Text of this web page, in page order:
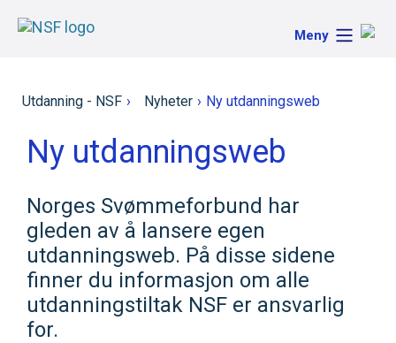
Meny
Utdanning - NSF › Nyheter › Ny utdanningsweb
Ny utdanningsweb
Norges Svømmeforbund har
gleden av å lansere egen
utdanningsweb. På disse sidene
finner du informasjon om alle
utdanningstiltak NSF er ansvarlig
for.